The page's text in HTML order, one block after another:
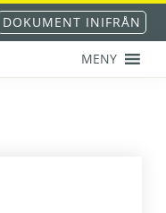
DOKUMENT INIFRÅN
MENY